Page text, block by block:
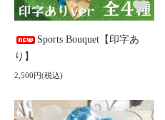
Sports Bouquet【印字あ
り】
2,500円(税込)